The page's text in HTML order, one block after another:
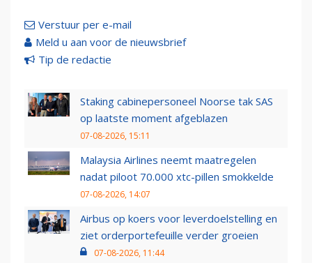
Verstuur per e-mail
Meld u aan voor de nieuwsbrief
Tip de redactie
Staking cabinepersoneel Noorse tak SAS
op laatste moment afgeblazen
07-08-2026, 15:11
Malaysia Airlines neemt maatregelen
nadat piloot 70.000 xtc-pillen smokkelde
07-08-2026, 14:07
Airbus op koers voor leverdoelstelling en
ziet orderportefeuille verder groeien
07-08-2026, 11:44